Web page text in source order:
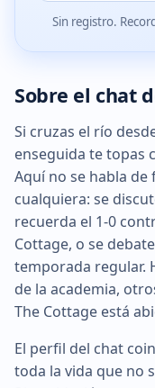
Sin registro.
Sobre el chat
Si cruzas el río
enseguida te topas
Aquí no se habla
cualquiera: se
recuerda el 1-0
Cottage, o se
temporada regular.
de la academia,
The Cottage está
El perfil del chat
toda la vida que no